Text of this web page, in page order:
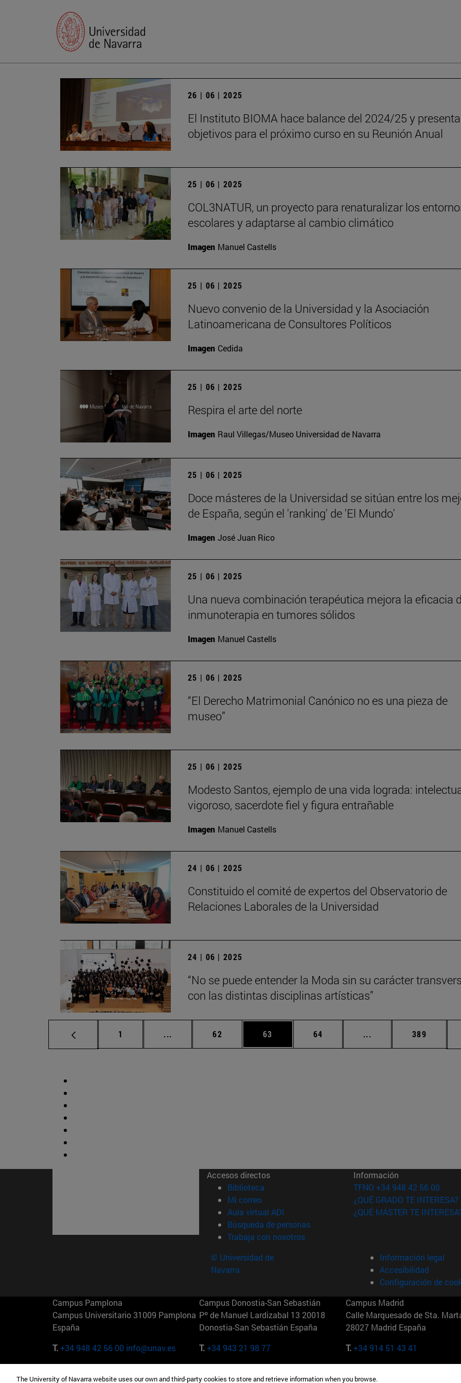
26 | 06 | 2025
El Instituto BIOMA hace balance del 2024/25 y
objetivos para el próximo curso en su Reunión Anual
25 | 06 | 2025
COL3NATUR, un proyecto para renaturalizar los
escolares y adaptarse al cambio climático
Imagen Manuel Castells
25 | 06 | 2025
Nuevo convenio de la Universidad y la Asociación
Latinoamericana de Consultores Políticos
Imagen Cedida
25 | 06 | 2025
Respira el arte del norte
Imagen Raul Villegas/Museo Universidad de Navarra
25 | 06 | 2025
Doce másteres de la Universidad se sitúan entre los
de España, según el 'ranking' de 'El Mundo'
Imagen José Juan Rico
25 | 06 | 2025
Una nueva combinación terapéutica mejora la eficacia
inmunoterapia en tumores sólidos
Imagen Manuel Castells
25 | 06 | 2025
“El Derecho Matrimonial Canónico no es una pieza de
museo”
25 | 06 | 2025
Modesto Santos, ejemplo de una vida lograda:
vigoroso, sacerdote fiel y figura entrañable
Imagen Manuel Castells
24 | 06 | 2025
Constituido el comité de expertos del Observatorio de
Relaciones Laborales de la Universidad
24 | 06 | 2025
“No se puede entender la Moda sin su carácter
con las distintas disciplinas artísticas”
Página
1 ... Páginas intermedias Use TAB para desplazarse.
Página
62 Página
63 Página
64 ... Páginas intermedias
Página
389
Accesos directos
Biblioteca (abre en nueva ventana)
Mi correo(abre en nueva ventana)
Aula virtual ADI (abre en nueva ventana)
Búsqueda de personas(abre en nueva ventana)
Trabaja con nosotros(abre en nueva ventana)
Información
TFNO +34 948 42 56 00
¿QUÉ GRADO TE INTERESA?
¿QUÉ MÁSTER TE
© Universidad de
Navarra
Información legal
Accesibilidad
Configuración de
Campus Pamplona
Campus Universitario 31009 Pamplona
España
T.+34 948 42 56 00 info@unav.es
Campus Donostia-San Sebastián
Pº de Manuel Lardizabal 13 20018
Donostia-San Sebastián España
T.+34 943 21 98 77
Campus Madrid
Calle Marquesado de Sta.
28027 Madrid España
T.+34 914 51 43 41
Camino del Cerro Águila 3 28023
165 W 57th St 10019-2201 Nueva York Maria-Theresia-Straße 15
The University of Navarra website uses our own and third-party cookies to store and retrieve information when you browse.